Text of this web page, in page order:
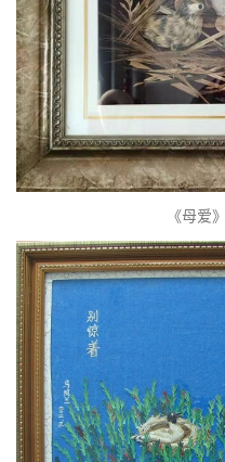
《母爱